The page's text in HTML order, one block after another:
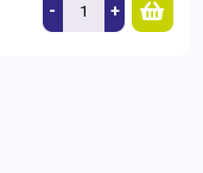
- +